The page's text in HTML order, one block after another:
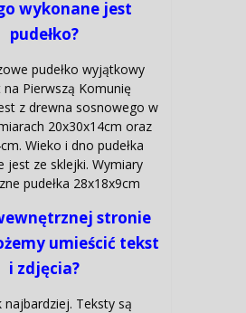
wykonane jest
pudełko?
pudełko wyjątkowy
na Pierwszą Komunię
z drewna sosnowego w
20x30x14cm oraz
Wieko i dno pudełka
jest ze sklejki. Wymiary
pudełka 28x18x9cm
stronie
umieścić tekst
i zdjęcia?
najbardziej. Teksty są